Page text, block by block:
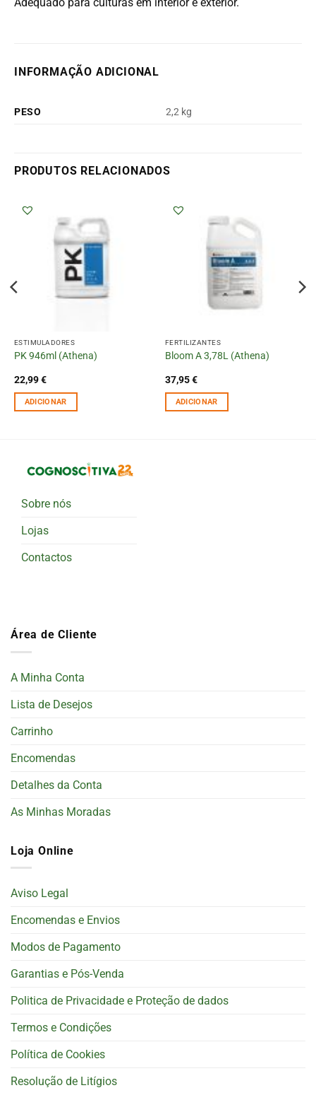
Adequado para culturas em interior e exterior.
INFORMAÇÃO ADICIONAL
PESO 2,2 kg
PRODUTOS RELACIONADOS
ESTIMULADORES
PK 946ml (Athena)
22,99€
ADICIONAR
FERTILIZANTES
Bloom A 3,78L (Athena)
37,95€
ADICIONAR
Sobre nós
Lojas
Contactos
Área de Cliente
A Minha Conta
Lista de Desejos
Carrinho
Encomendas
Detalhes da Conta
As Minhas Moradas
Loja Online
Aviso Legal
Encomendas e Envios
Modos de Pagamento
Garantias e Pós-Venda
Politica de Privacidade e Proteção de dados
Termos e Condições
Política de Cookies
Resolução de Litígios